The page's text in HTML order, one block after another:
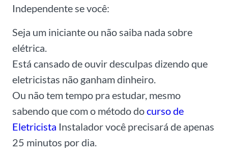
Independente se você:
Seja um iniciante ou não saiba nada sobre
elétrica.
Está cansado de ouvir desculpas dizendo que
eletricistas não ganham dinheiro.
Ou não tem tempo pra estudar, mesmo
sabendo que com o método docurso de
Eletricista Instalador você precisará de apenas
25 minutos por dia.